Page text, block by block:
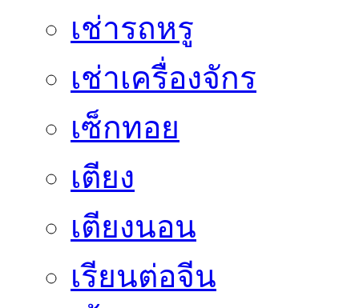
เช่ารถหรู
เช่าเครื่องจักร
เซ็กทอย
เตียง
เตียงนอน
เรียนต่อจีน